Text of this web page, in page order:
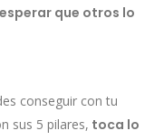
que otros lo
conseguir con tu
sus 5 pilares, toca lo